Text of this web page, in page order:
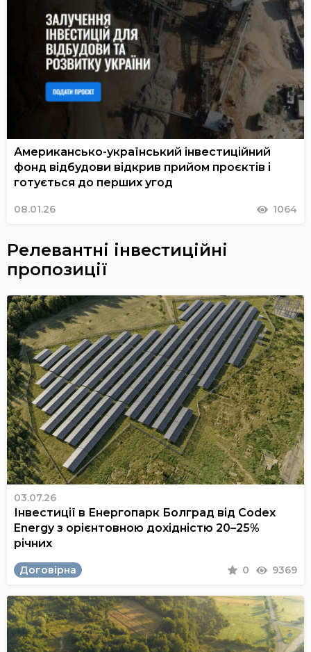
Американсько-український інвестиційний
фонд відбудови відкрив прийом проєктів і
готується до перших угод
08.01.26 1064
Релевантні інвестиційні
пропозиції
03.07.26
Інвестиції в Енергопарк Болград від Codex
Energy з орієнтовною дохідністю 20–25%
річних
Договірна 0 9369